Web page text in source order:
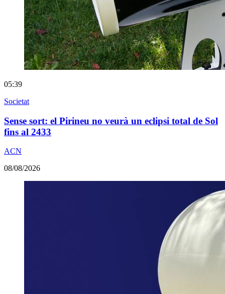
05:39
Societat
Sense sort: el Pirineu no veurà un eclipsi total de Sol
fins al 2433
ACN
08/08/2026